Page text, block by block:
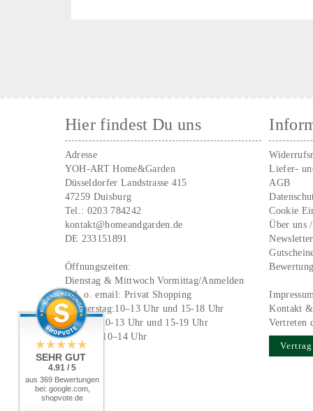
Hier findest Du uns
Adresse
YOH-ART Home&Garden
Düsseldorfer Landstrasse 415
47259 Duisburg
Tel.: 0203 784242
kontakt@homeandgarden.de
DE 233151891
Öffnungszeiten:
Dienstag & Mittwoch Vormittag/Anmelden
Tel. o. email: Privat Shopping
Donnerstag:10–13 Uhr und 15-18 Uhr
Freitag: 10-13 Uhr und 15-19 Uhr
Samstag 10–14 Uhr
Liefer-
AGB
Cookie
Über uns
Newsletter
Kontakt
Vertreten
SEHR GUT
4.91 / 5
aus 369 Bewertungen
bei: google.com,
shopvote.de